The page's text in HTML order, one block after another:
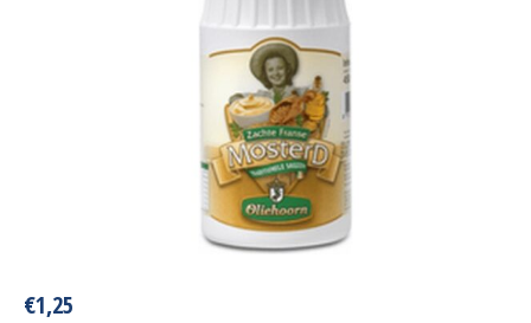
€1,25